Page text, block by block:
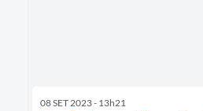
08 SET 2023 - 13h21